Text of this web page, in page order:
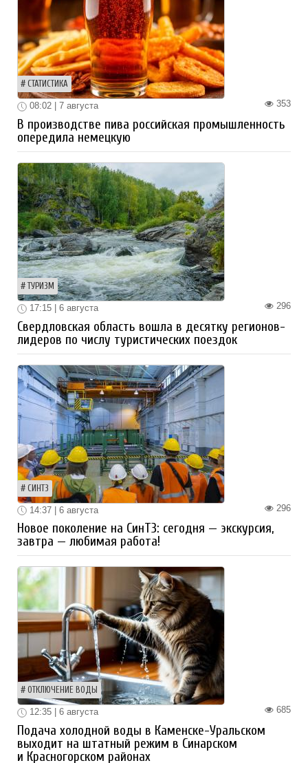
СТАТИСТИКА
353
08:02 | 7 августа
В производстве пива российская промышленность
опередила немецкую
ТУРИЗМ
296
17:15 | 6 августа
Свердловская область вошла в десятку регионов-
лидеров по числу туристических поездок
СИНТЗ
296
14:37 | 6 августа
Новое поколение на СинТЗ: сегодня — экскурсия,
завтра — любимая работа!
ОТКЛЮЧЕНИЕ ВОДЫ
685
12:35 | 6 августа
Подача холодной воды в Каменске-Уральском
выходит на штатный режим в Синарском
и Красногорском районах